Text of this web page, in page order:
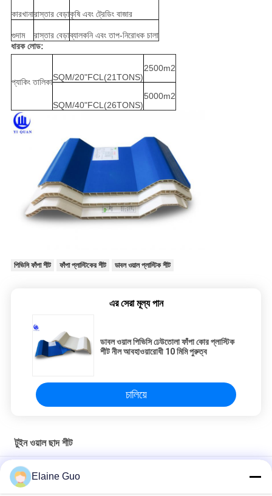
কারখানারাস্তার বেড়াকৃষি এবং ট্রেডিং বাজার
গুদাম রাস্তার বেড়াব্যালকনি এবং তাপ-নিরোধক চালা
ধারক লোড:
প্যাকিং তালিকাSQM/20"FCL(21TONS)
2500m2
SQM/40"FCL(26TONS)
5000m2
পিভিসি ফাঁপা শীট ফাঁপা প্লাস্টিকের শীট ডাবল ওয়াল প্লাস্টিক শীট
এর সেরা মূল্য পান
ডাবল ওয়াল পিভিসি ঢেউতোলা ফাঁপা কোর প্লাস্টিক
শীট নীল আবহাওয়ারোধী 10 মিমি পুরুত্ব
চালিয়ে
টুইন ওয়াল ছাদ শীট
ফ্যাক্টরির ফাঁপা ছাদের টাইলের জন্য তাপ নিরোধক পিভিসি 3 স্তরের টুইন ওয়াল ছাদের শীট
Elaine Guo